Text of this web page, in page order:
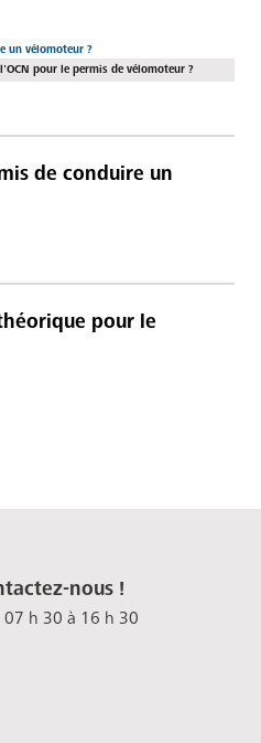
un vélomoteur ?
pour le permis de vélomoteur ?
de conduire un
pour le
nous !
07 h 30 à 16 h 30